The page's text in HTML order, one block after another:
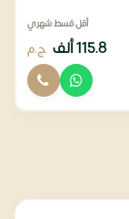
أقل قسط شهري
115.8 ألف ج.م